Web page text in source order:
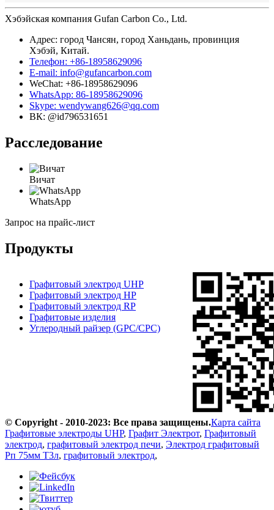
Хэбэйская компания Gufan Carbon Co., Ltd.
Адрес: город Чансян, город Ханьдань, провинция
Хэбэй, Китай.
Телефон: +86-18958629096
E-mail: info@gufancarbon.com
WeChat: +86-18958629096
WhatsApp: 86-18958629096
Skype: wendywang626@qq.com
ВК: @id796531651
Расследование
Вичат
WhatsApp
Запрос на прайс-лист
Продукты
Графитовый электрод UHP
Графитовый электрод HP
Графитовый электрод RP
Графитовые изделия
Углеродный райзер (GPC/CPC)
© Copyright - 2010-2023: Все права защищены.Карта сайта
Графитовые электроды UHP, Графит Электрот, Графитовый
электрод, графитовый электрод печи, Электрод графитовый
Рп 75мм Т3л, графитовый электрод,